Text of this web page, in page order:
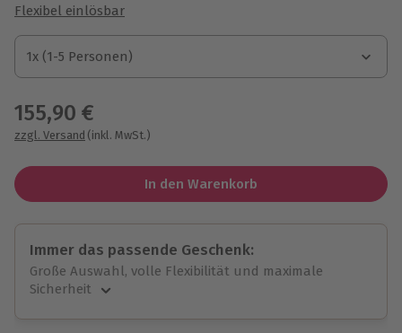
Flexibel einlösbar
1x (1-5 Personen)
1x (1-5 Personen)
1x (1-5 Personen)
155,90 €
zzgl. Versand (inkl. MwSt.)
In den Warenkorb
Immer das passende Geschenk:
Große Auswahl, volle Flexibilität und maximale
Sicherheit